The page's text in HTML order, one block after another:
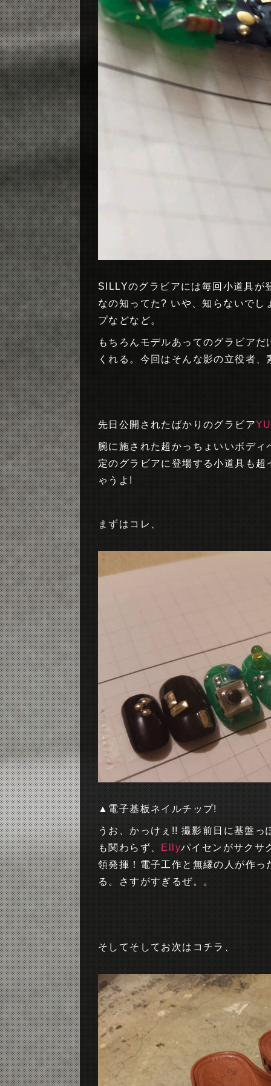
SILLYのグラビアには毎回小道具が
なの知ってた? いや、知らないでし
プなどなど。
もちろんモデルあってのグラビア
くれる。今回はそんな影の立役者
先日公開されたばかりのグラビア
腕に施された超かっちょいいボディ
定のグラビアに登場する小道具も
ゃうよ!
まずはコレ、
▲電子基板ネイルチップ!
うお、かっけぇ!! 撮影前日に基盤
も関わらず、 Ellyパイセンがサクサ
領発揮！電子工作と無縁の人が作
る。さすがすぎるぜ。。
そしてそしてお次はコチラ、